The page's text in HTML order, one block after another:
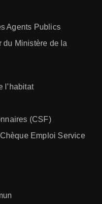
Agents Publics
du Ministère de la
l’habitat
(CSF)
Emploi Service